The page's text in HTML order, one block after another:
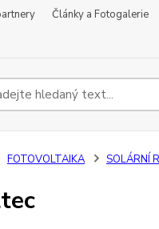
Články a Fotogalerie
FOTOVOLTAIKA SOLÁRNÍ